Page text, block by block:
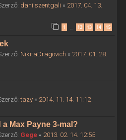
dani.szentgali « 2017. 04. 13.
1 … 12 13 14 15
NikitaDragovich « 2017. 01. 28.
tazy« 2014. 11. 14. 11:12
a Max Payne 3-mal?
Gege« 2013. 02. 14. 12:55